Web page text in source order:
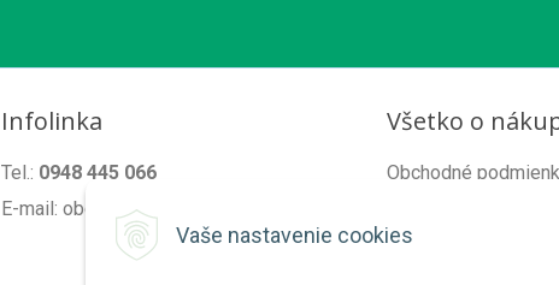
Vaše nastavenie cookies
Infolinka
Tel.: 0948 445 066
E-mail: obchod@organixgarden.sk
Všetko o
Obchodné